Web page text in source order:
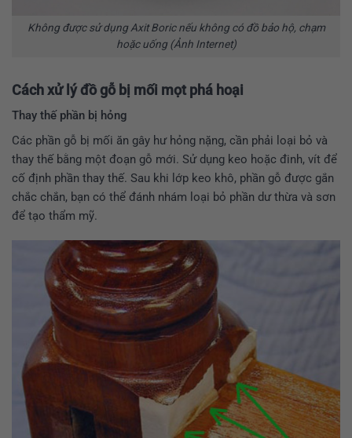
Không được sử dụng Axit Boric nếu không có đồ bảo hộ, chạm
hoặc uống (Ảnh Internet)
Cách xử lý đồ gỗ bị mối mọt phá hoại
Thay thế phần bị hỏng
Các phần gỗ bị mối ăn gây hư hỏng nặng, cần phải loại bỏ và
thay thế bằng một đoạn gỗ mới. Sử dụng keo hoặc đinh, vít để
cố định phần thay thế. Sau khi lớp keo khô, phần gỗ được gắn
chắc chắn, bạn có thể đánh nhám loại bỏ phần dư thừa và sơn
để tạo thẩm mỹ.